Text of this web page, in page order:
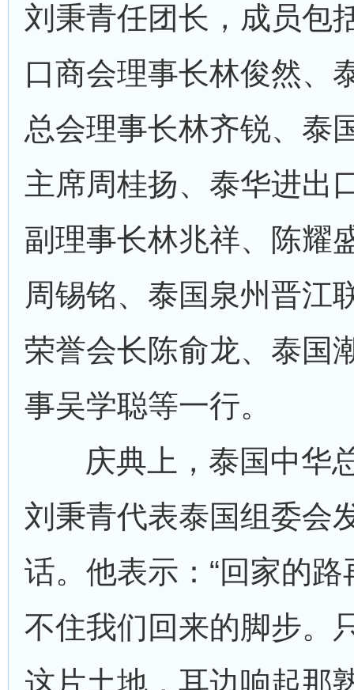
刘秉青任团长，成员包
口商会理事长林俊然、
总会理事长林齐锐、泰
主席周桂扬、泰华进出
副理事长林兆祥、陈耀
周锡铭、泰国泉州晋江
荣誉会长陈俞龙、泰国
事吴学聪等一行。
庆典上，泰国中华
刘秉青代表泰国组委会
话。他表示：“回家的
不住我们回来的脚步。
这片土地，耳边响起那